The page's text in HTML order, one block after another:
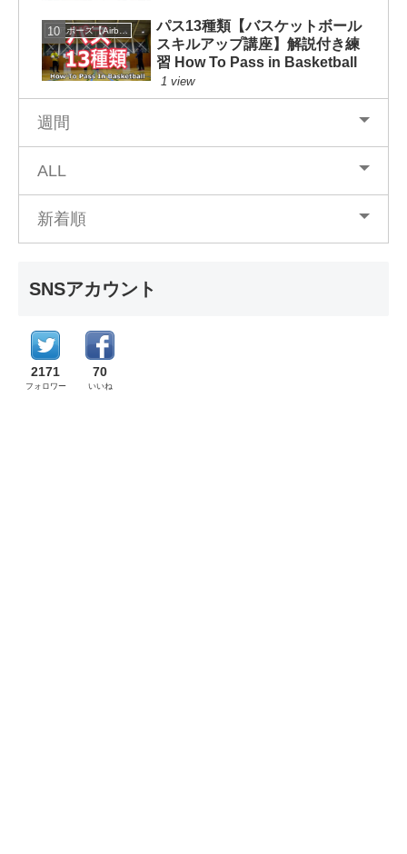
エアボーズ【Airbowz 】
パス13種類【バスケットボール
スキルアップ講座】解説付き練
習 How To Pass in Basketball
1 view
週間
ALL
新着順
SNSアカウント
2171
フォロワー
70
いいね